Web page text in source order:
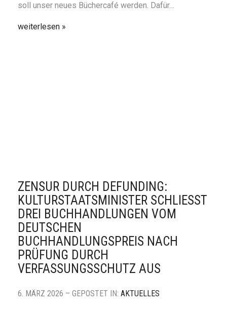
soll unser neues Büchercafé werden. Dafür…
weiterlesen
ZENSUR DURCH DEFUNDING:
KULTURSTAATSMINISTER SCHLIESST D
REI BUCHHANDLUNGEN VOM D
EUTSCHEN B
UCHHANDLUNGSPREIS NACH P
RÜFUNG DURCH V
ERFASSUNGSSCHUTZ AUS
6. MÄRZ 2026 – GEPOSTET IN: AKTUELLES